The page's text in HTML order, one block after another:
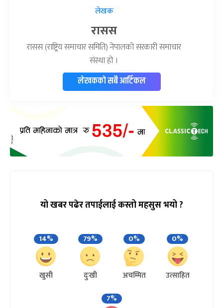
लेखक
रासस
रासस (राष्ट्रिय समाचार समिति) नेपालको सरकारी समाचार
संस्था हो ।
लेखकको सबै आर्टिकल
यो खबर पढेर तपाईलाई कस्तो महसुस भयो ?
14%
खुसी
79%
दुःखी
0%
अचम्मित
0%
उत्साहित
7%